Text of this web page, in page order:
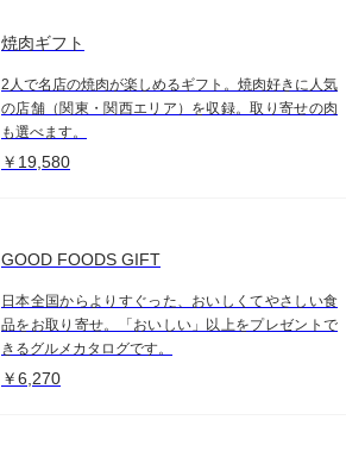
焼肉ギフト
2人で名店の焼肉が楽しめるギフト。焼肉好きに人気
の店舗（関東・関西エリア）を収録。取り寄せの肉
も選べます。
￥19,580
GOOD FOODS GIFT
日本全国からよりすぐった、おいしくてやさしい食
品をお取り寄せ。「おいしい」以上をプレゼントで
きるグルメカタログです。
￥6,270